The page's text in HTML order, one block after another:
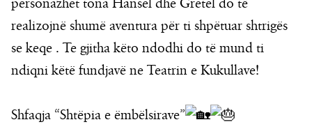
personazhet tona Hansel dhe Gretel do të
realizojnë shumë aventura për ti shpëtuar shtrigës
se keqe . Te gjitha këto ndodhi do të mund ti
ndiqni këtë fundjavë ne Teatrin e Kukullave!
Shfaqja “Shtëpia e ëmbëlsirave”